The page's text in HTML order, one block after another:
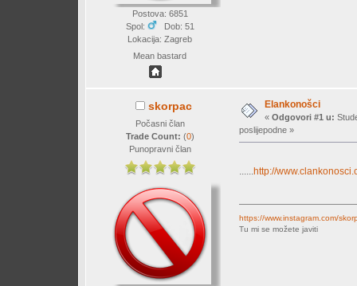
Postova: 6851
Spol:
Dob: 51
Lokacija: Zagreb
Mean bastard
skorpac
Počasni član
Trade Count: (0)
Punopravni član
Elankonošci
« Odgovori #1 u:
poslijepodne »
http://
https://www.instagram.com/
Tu mi se možete javiti